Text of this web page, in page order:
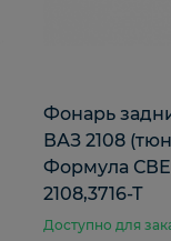
Фонарь
ВАЗ 2108
Формула
2108,3716-Т
Доступно для